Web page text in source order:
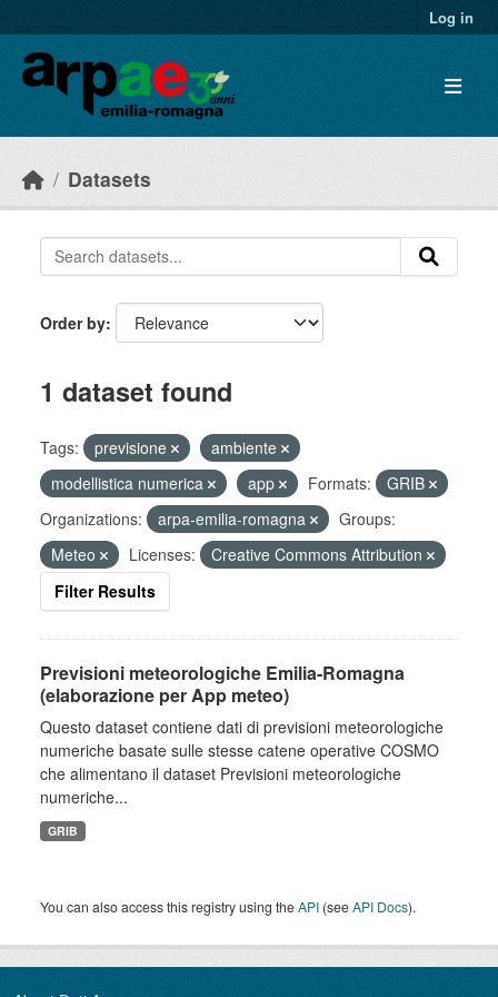
Log in
Datasets
Order by
1 dataset found
Tags: previsione
ambiente
modellistica numerica
app Formats:
GRIB
Organizations:
arpa-emilia-romagna
Groups:
Meteo
Licenses:
Creative Commons Attribution
Filter Results
Previsioni meteorologiche Emilia-Romagna
(elaborazione per App meteo)
Questo dataset contiene dati di previsioni meteorologiche
numeriche basate sulle stesse catene operative COSMO
che alimentano il dataset Previsioni meteorologiche
numeriche...
GRIB
You can also access this registry using theAPI (seeAPI Docs).